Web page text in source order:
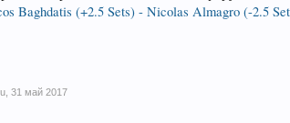
Baghdatis (+2.5 Sets) - Nicolas Almagro (-2.5
31 май 2017